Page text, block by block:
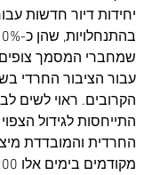
יחידות דיור חדשות
שמחברי המסמך
עבור הציבור החרדי
הקרובים. ראוי לשים
התייחסות לגידול
החרדית והמובדדת